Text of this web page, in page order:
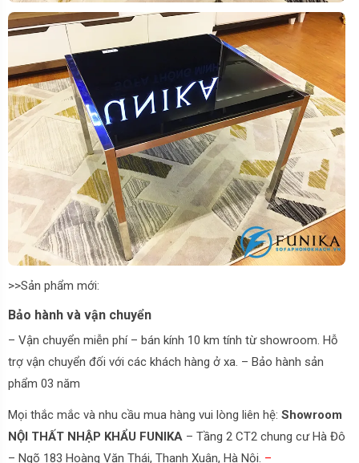
>>Sản phẩm mới:
Bảo hành và vận chuyển
– Vận chuyển miễn phí – bán kính 10 km tính từ showroom. Hỗ
trợ vận chuyển đối với các khách hàng ở xa. – Bảo hành sản
phẩm 03 năm
Mọi thắc mắc và nhu cầu mua hàng vui lòng liên hệ: Showroom
NỘI THẤT NHẬP KHẨU FUNIKA – Tầng 2 CT2 chung cư Hà Đô
– Ngõ 183 Hoàng Văn Thái, Thanh Xuân, Hà Nội. –